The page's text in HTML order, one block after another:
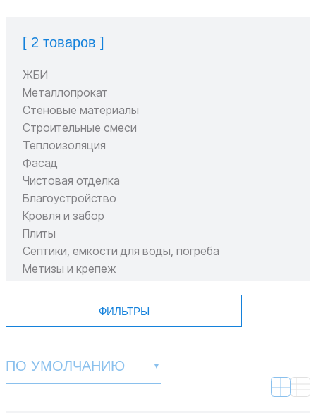
[ 2 товаров ]
ЖБИ
Металлопрокат
Стеновые материалы
Строительные смеси
Теплоизоляция
Фасад
Чистовая отделка
Благоустройство
Кровля и забор
Плиты
Септики, емкости для воды, погреба
Метизы и крепеж
ФИЛЬТРЫ
ПО УМОЛЧАНИЮ ▼